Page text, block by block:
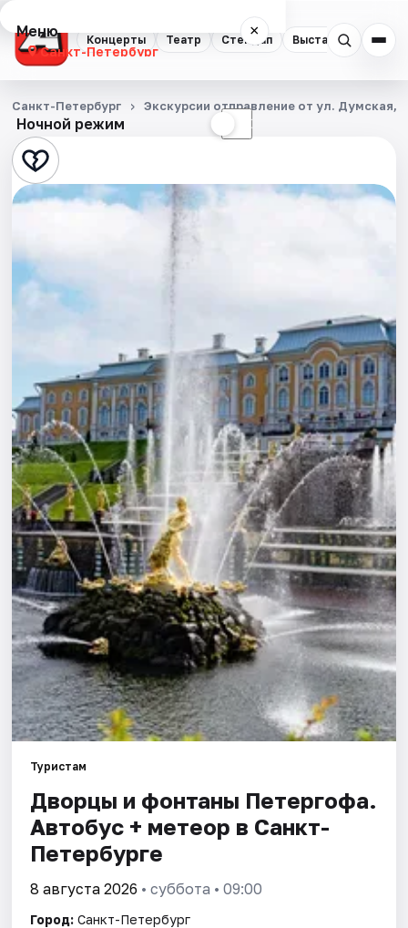
Концерты Театр Стендап Выставки
Меню ×
Санкт-Петербург
Концерты
Театр
Стендап
Квесты
Экскурсии
События
Города
Площадки
Артисты
Рейтинги
Ночной режим ☾
Санкт-Петербург Экскурсии отправление от ул. Думская,
Туристам
Дворцы и фонтаны Петергофа.
Автобус + метеор в Санкт-
Петербурге
8 августа 2026 • суббота • 09:00
Город: Санкт-Петербург